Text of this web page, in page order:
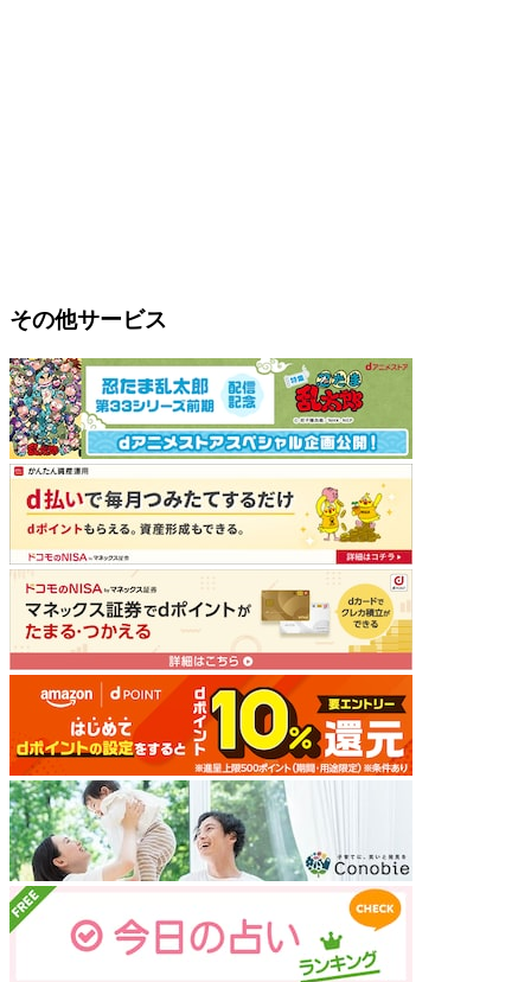
その他サービス